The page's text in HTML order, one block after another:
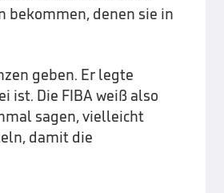
bekommen, denen sie in
geben. Er legte
ist. Die FIBA weiß also
sagen, vielleicht
damit die